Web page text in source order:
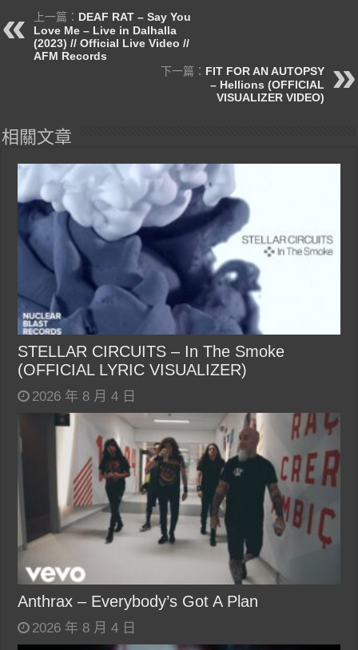
上一篇： DEAF RAT – Say You
Love Me – Live in Dalhalla
(2023) // Official Live Video //
AFM Records
下一篇： FIT FOR AN AUTOPSY
– Hellions (OFFICIAL
VISUALIZER VIDEO)
相關文章
STELLAR CIRCUITS – In The Smoke
(OFFICIAL LYRIC VISUALIZER)
2026 年 8 月 4 日
Anthrax – Everybody’s Got A Plan
2026 年 8 月 4 日